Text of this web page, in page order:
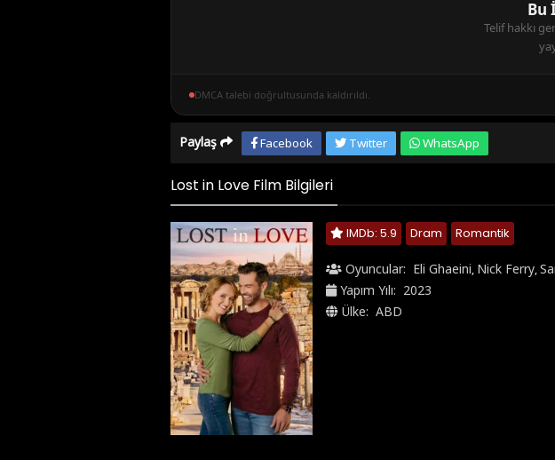
Bu
Telif hakkı
DMCA talebi doğrultusunda kaldırıldı.
Paylaş Facebook Twitter WhatsApp
Lost in Love Film Bilgileri
IMDb: 5.9 Dram Romantik
Oyuncular: Eli Ghaeini, Nick Ferry,
Yapım Yılı: 2023
Ülke: ABD